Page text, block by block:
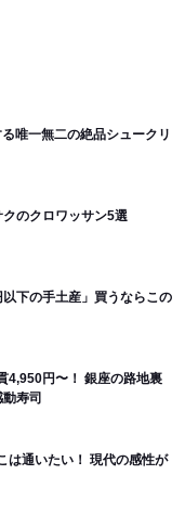
唯一無二の絶品シュークリ
のクロワッサン5選
下の手土産」買うならこの
4,950円〜！ 銀座の路地裏
寿司
は通いたい！ 現代の感性が